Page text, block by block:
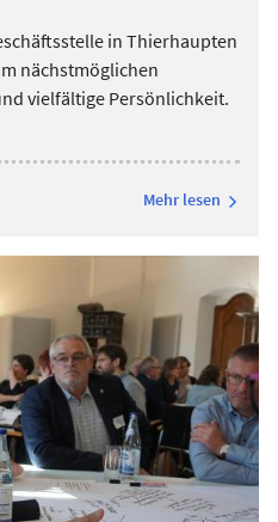
in Thierhaupten
nächstmöglichen
vielfältige Persönlichkeit.
Mehr lesen